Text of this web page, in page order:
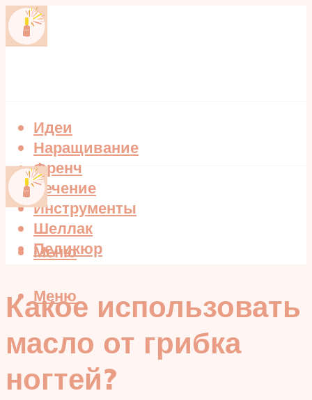
Идеи
Наращивание
Френч
Лечение
Инструменты
Шеллак
Педикюр
Меню
Меню
Какое использовать
масло от грибка
ногтей?